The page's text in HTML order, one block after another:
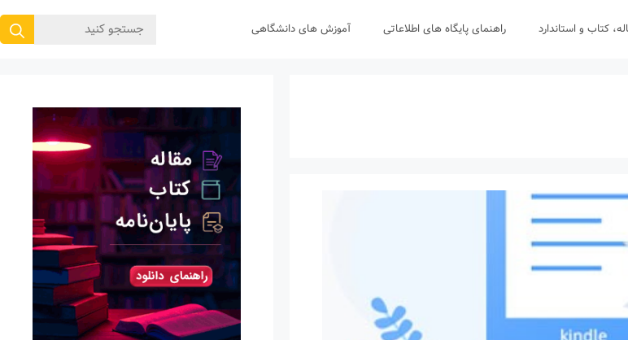
کتاب و استاندارد راهنمای پایگاه های اطلاعاتی آموزش های دانشگاهی
جستجوی